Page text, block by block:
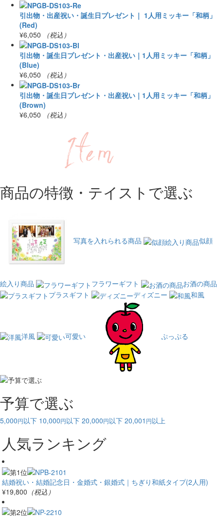
引出物・出産祝い・誕生日プレゼント｜ 1人用ミッキー「和柄」
(Red)
¥6,050
（税込）
引出物・誕生日プレゼント・出産祝い｜1人用ミッキー「和柄」
(Blue)
¥6,050
（税込）
引出物・誕生日プレゼント・出産祝い｜1人用ミッキー「和柄」
(Brown)
¥6,050
（税込）
商品の特徴・テイストで選ぶ
写真を入れられる商品 似顔
絵入り商品 フラワーギフト
お酒の商品
プラスギフト
ディズニー 和風
洋風 可愛い ぷっぷる
予算で選ぶ
5,000円以下 10,000円以下 20,000円以下 20,001 円以上
人気ランキング
結婚祝い・結婚記念日・金婚式・銀婚式｜ちぎり和紙タイプ(2人用)
¥19,800 （税込）